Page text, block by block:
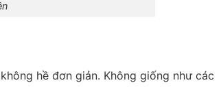
hề đơn giản. Không giống như các